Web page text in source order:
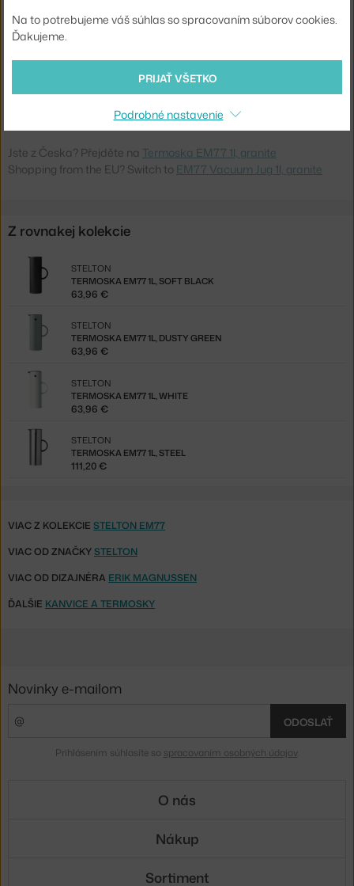
Info k
5709846003538
Jste z Česka? Přejděte na Termoska EM77 1l, granite
Shopping from the EU? Switch to EM77 Vacuum Jug 1l, granite
Z rovnakej kolekcie
TERMOSKA EM77 1L, SOFT BLACK
STELTON
63,96 €
TERMOSKA EM77 1L, DUSTY GREEN
STELTON
63,96 €
TERMOSKA EM77 1L, WHITE
STELTON
63,96 €
TERMOSKA EM77 1L, STEEL
STELTON
111,20 €
VIAC Z KOLEKCIE STELTON EM77
VIAC OD ZNAČKYSTELTON
VIAC OD DIZAJNÉRA ERIK MAGNUSSEN
ĎALŠIE KANVICE A TERMOSKY
Na to potrebujeme váš súhlas so spracovaním súborov cookies.
Ďakujeme.
PRIJAŤ VŠETKO
Podrobné nastavenie
Novinky e-mailom
ODOSLAŤ
Prihlásením súhlasíte so spracovaním osobných údajov.
O nás
Nákup
Sortiment